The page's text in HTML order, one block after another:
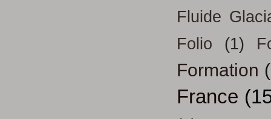
Fluide
Folio
(1)
Formation
France